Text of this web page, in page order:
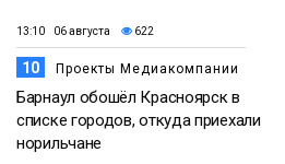
13:10 06 августа 622
10 Проекты Медиакомпании
Барнаул обошёл Красноярск в
списке городов, откуда приехали
норильчане